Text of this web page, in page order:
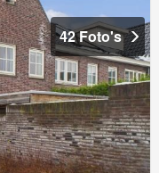
42 Foto's